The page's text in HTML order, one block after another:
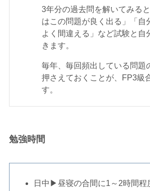
3年分の過去問を解いてみる
はこの問題が良く出る」「自
よく間違える」など試験と自
きます。
毎年、毎回頻出している問題
押さえておくことが、FP3級
す。
勉強時間
日中▶昼寝の合間に1～2時間程